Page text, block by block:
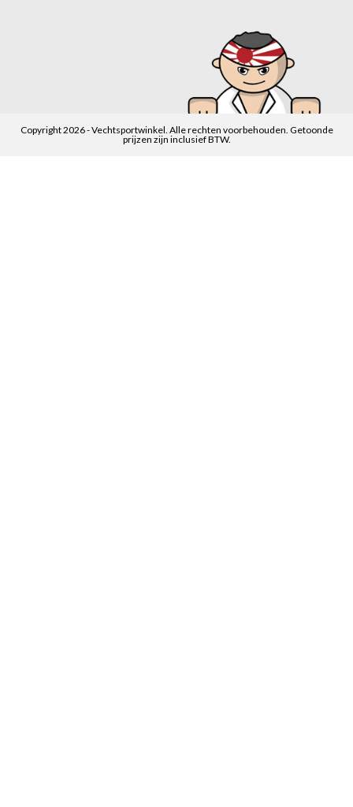
Copyright 2026 - Vechtsportwinkel. Alle rechten voorbehouden. Getoonde
prijzen zijn inclusief BTW.